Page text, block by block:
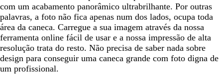
com um acabamento panorâmico ultrabrilhante. Por outras
palavras, a foto não fica apenas num dos lados, ocupa toda
área da caneca. Carregue a sua imagem através da nossa
ferramenta online fácil de usar e a nossa impressão de alta
resolução trata do resto. Não precisa de saber nada sobre
design para conseguir uma caneca grande com foto digna de
um profissional.